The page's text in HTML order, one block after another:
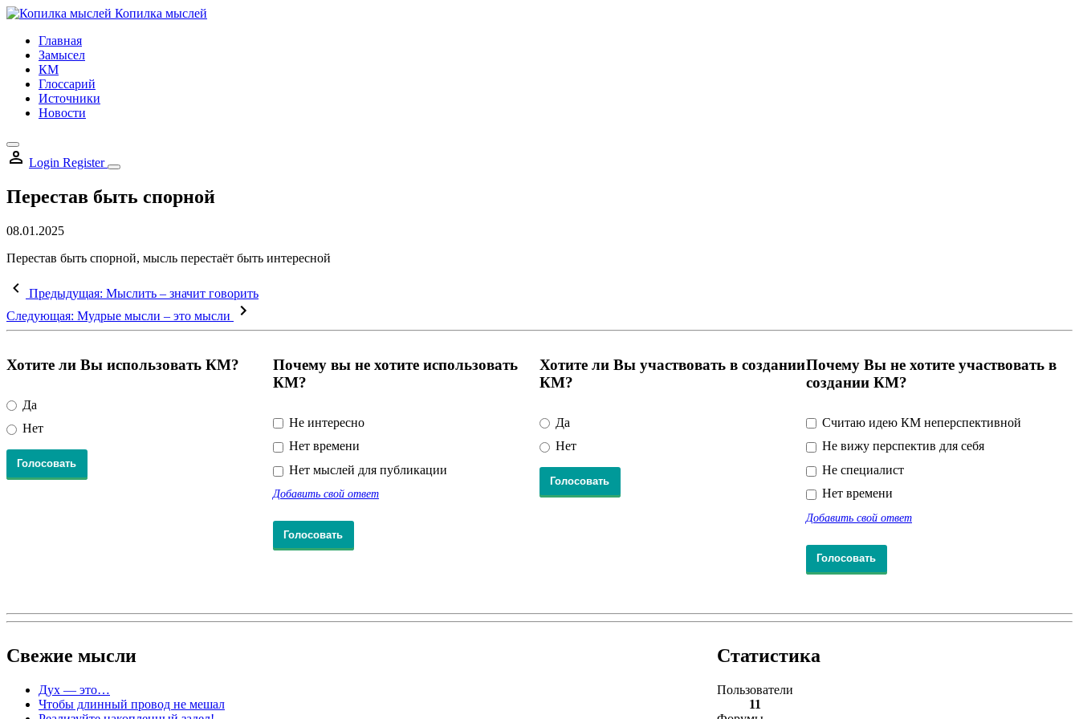
Skip
content
Копилка мыслей
Главная
Замысел
КМ
Глоссарий
Источники
Новости
Login Register
Перестав быть спорной
08.01.2025
Перестав быть спорной, мысль перестаёт быть интересной
Предыдущая: Мыслить – значит говорить
Следующая: Мудрые мысли – это мысли
Хотите ли Вы использовать КМ?
Да
Нет
Почему вы не хотите использовать
КМ?
Не интересно
Нет времени
Нет мыслей для публикации
Добавить свой ответ
Хотите ли Вы участвовать в создании
КМ?
Да
Нет
Почему Вы не хотите участвовать в
создании КМ?
Считаю идею КМ неперспективной
Не вижу перспектив для себя
Не специалист
Нет времени
Добавить свой ответ
Свежие мысли
Дух — это…
Чтобы длинный провод не мешал
Статистика
Пользователи
11